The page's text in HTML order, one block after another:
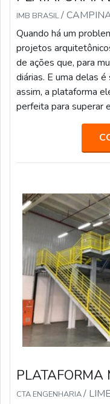
IMB BRASIL/
Quando há um
projetos
de ações que, para
diárias. E uma delas
assim, a plataforma
perfeita para superar
de construção e
INFORMAÇÕES
dotado de um
a retirada do usuário
PLATAFORMA
CTA ENGENHARIA/